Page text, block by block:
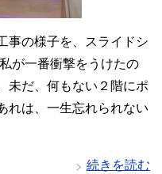
事の様子を、スライドシ
が一番衝撃をうけたの
未だ、何もない２階にポ
れは、一生忘れられない
続きを読む